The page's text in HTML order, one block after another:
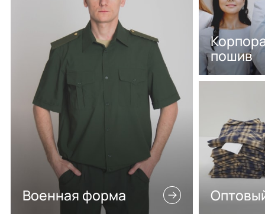
Военная форма
пошив